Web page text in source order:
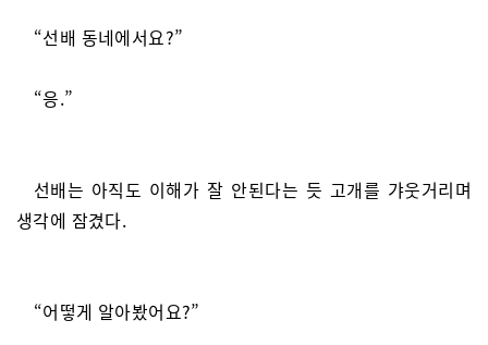
“선배 동네에서요?”
“응.”
선배는 아직도 이해가 잘 안된다는 듯 고개를 갸웃거리며
생각에 잠겼다.
“어떻게 알아봤어요?”